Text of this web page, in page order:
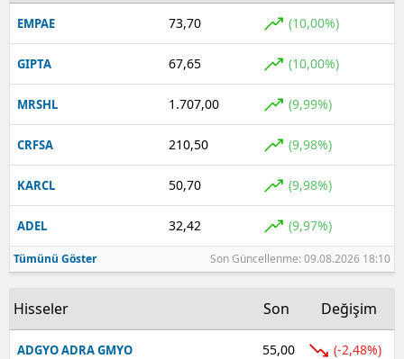
EMPAE 73,70 (10,00%)
GIPTA 67,65 (10,00%)
MRSHL 1.707,00 (9,99%)
CRFSA 210,50 (9,98%)
KARCL 50,70 (9,98%)
ADEL 32,42 (9,97%)
Tümünü Göster Son Güncellenme: 09.08.2026 18:10
Hisseler Son Değişim
ADGYO ADRA GMYO 55,00 (-2,48%)